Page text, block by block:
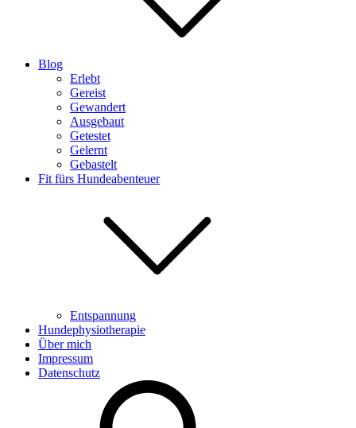
Blog
Erlebt
Gereist
Gewandert
Ausgebaut
Getestet
Gelernt
Gebastelt
Fit fürs Hundeabenteuer
Entspannung
Hundephysiotherapie
Über mich
Impressum
Datenschutz